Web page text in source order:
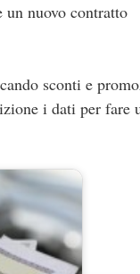
un nuovo contratto
sconti e
i dati per fare